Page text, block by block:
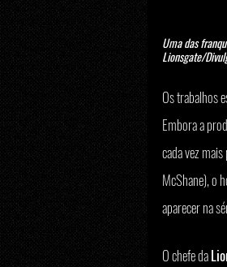
Uma das
Lionsgate/
Os trabalhos
Embora a
cada vez
McShane), o
aparecer na
O chefe da